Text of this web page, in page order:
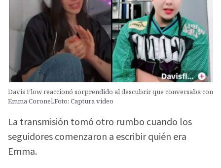
Davis Flow reaccionó sorprendido al descubrir que conversaba con
Emma Coronel.Foto: Captura video
La transmisión tomó otro rumbo cuando los
seguidores comenzaron a escribir quién era
Emma.